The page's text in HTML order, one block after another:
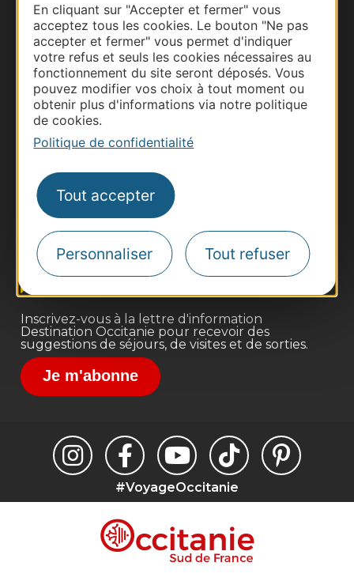
En cliquant sur "Accepter et fermer" vous
acceptez tous les cookies. Le bouton "Ne pas
accepter et fermer" vous permet d'indiquer
votre refus et seuls les cookies nécessaires au
fonctionnement du site seront déposés. Vous
pouvez modifier vos choix à tout moment ou
obtenir plus d'informations via notre politique
de cookies.
Politique de confidentialité
Tout accepter
Personnaliser Tout refuser
Thermalisme
Business/Mice
Pros d'Occitanie
Site presse et d'influence
Voyagistes
Inscrivez-vous à la lettre d'information
Destination Occitanie pour recevoir des
suggestions de séjours, de visites et de sorties.
Je m'abonne
#VoyageOccitanie